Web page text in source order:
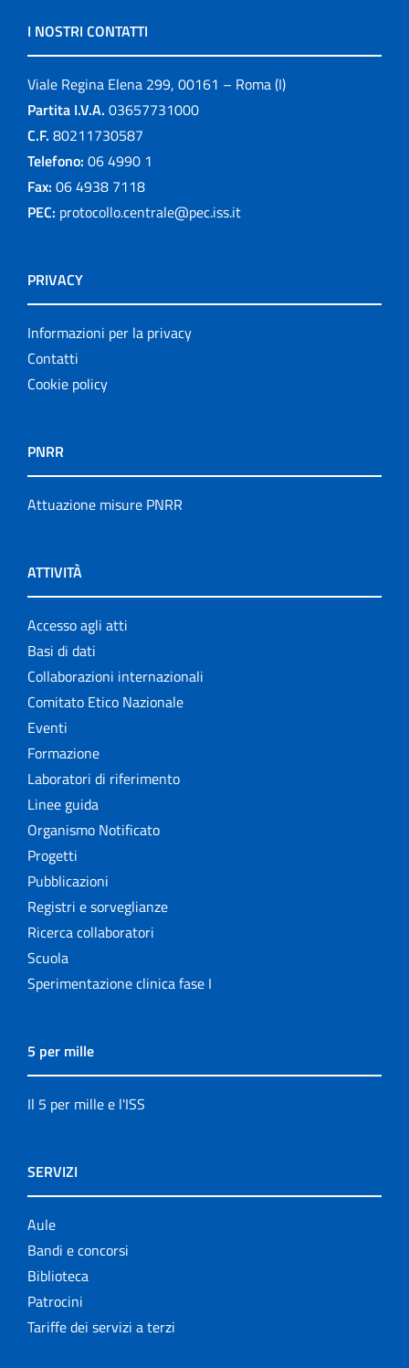
I NOSTRI CONTATTI
Viale Regina Elena 299, 00161 – Roma (I)
Partita I.V.A. 03657731000
C.F. 80211730587
Telefono: 06 4990 1
Fax: 06 4938 7118
PEC: protocollo.centrale@pec.iss.it
PRIVACY
Informazioni per la privacy
Contatti
Cookie policy
PNRR
Attuazione misure PNRR
ATTIVITÀ
Accesso agli atti
Basi di dati
Collaborazioni internazionali
Comitato Etico Nazionale
Eventi
Formazione
Laboratori di riferimento
Linee guida
Organismo Notificato
Progetti
Pubblicazioni
Registri e sorveglianze
Ricerca collaboratori
Scuola
Sperimentazione clinica fase I
5 per mille
Il 5 per mille e l'ISS
SERVIZI
Aule
Bandi e concorsi
Biblioteca
Patrocini
Tariffe dei servizi a terzi